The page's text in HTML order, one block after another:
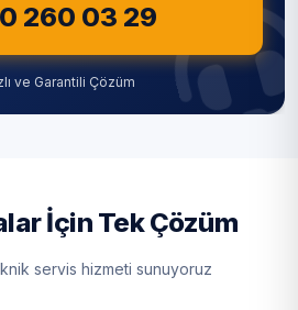
260 03 29
ve Garantili Çözüm
İçin Tek Çözüm
servis hizmeti sunuyoruz